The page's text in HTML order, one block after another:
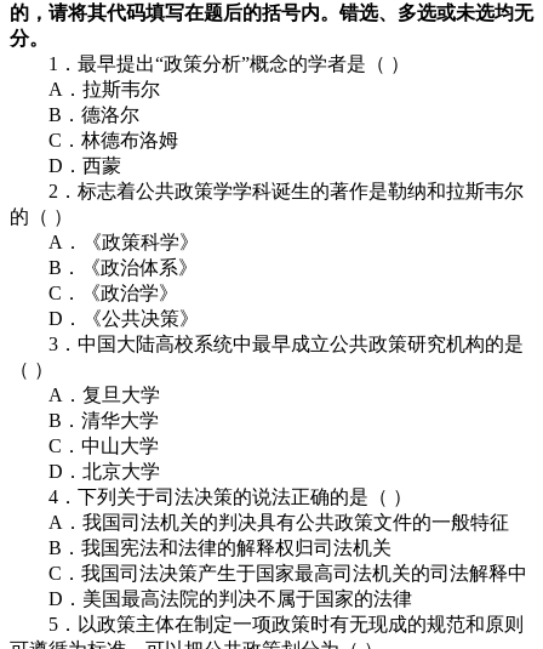
的，请将其代码填写在题后的括号内。错选、多选或未选均无
分。
1．最早提出“政策分析”概念的学者是（ ）
A．拉斯韦尔
B．德洛尔
C．林德布洛姆
D．西蒙
2．标志着公共政策学学科诞生的著作是勒纳和拉斯韦尔
的（ ）
A．《政策科学》
B．《政治体系》
C．《政治学》
D．《公共决策》
3．中国大陆高校系统中最早成立公共政策研究机构的是
（ ）
A．复旦大学
B．清华大学
C．中山大学
D．北京大学
4．下列关于司法决策的说法正确的是（ ）
A．我国司法机关的判决具有公共政策文件的一般特征
B．我国宪法和法律的解释权归司法机关
C．我国司法决策产生于国家最高司法机关的司法解释中
D．美国最高法院的判决不属于国家的法律
5．以政策主体在制定一项政策时有无现成的规范和原则